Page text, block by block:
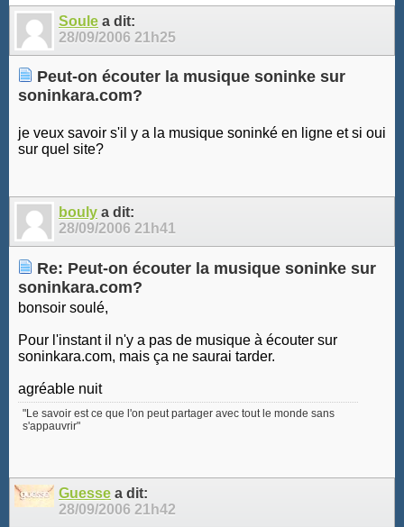
Soule a dit:
28/09/2006 21h25
Peut-on écouter la musique soninke sur
soninkara.com?
je veux savoir s'il y a la musique soninké en ligne et si oui
sur quel site?
bouly a dit:
28/09/2006 21h41
Re: Peut-on écouter la musique soninke sur
soninkara.com?
bonsoir soulé,
Pour l'instant il n'y a pas de musique à écouter sur
soninkara.com, mais ça ne saurai tarder.
agréable nuit
"Le savoir est ce que l'on peut partager avec tout le monde sans
s'appauvrir"
Guesse a dit:
28/09/2006 21h42